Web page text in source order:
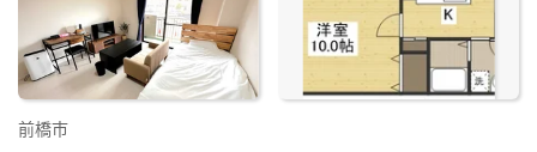
前橋市